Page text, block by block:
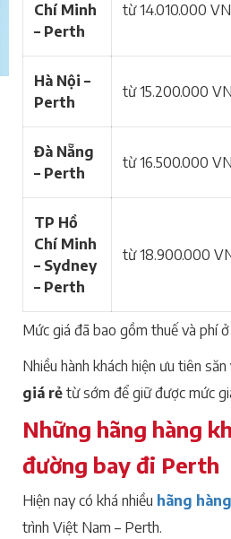
Chí Minh
– Perth
từ 14.010.000
Hà Nội –
Perth
từ 15.200.000
Đà Nẵng
– Perth
từ 16.500.000
TP Hồ
Chí Minh
– Sydney
– Perth
từ 18.900.000
Mức giá đã bao gồm thuế và phí
Nhiều hành khách hiện ưu tiên săn
giá rẻ từ sớm để giữ được mức
Những hãng hàng
đường bay đi Perth
Hiện nay có khá nhiều hãng
trình Việt Nam – Perth.